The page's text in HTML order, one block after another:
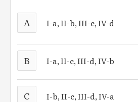
A I-a, II-b, III-c, IV-d
B I-a, II-c, III-d, IV-b
C I-b, II-c, III-d, IV-a